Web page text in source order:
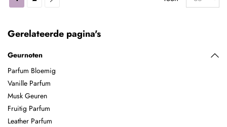
Gerelateerde pagina's
Geurnoten
Parfum Bloemig
Vanille Parfum
Musk Geuren
Fruitig Parfum
Leather Parfum